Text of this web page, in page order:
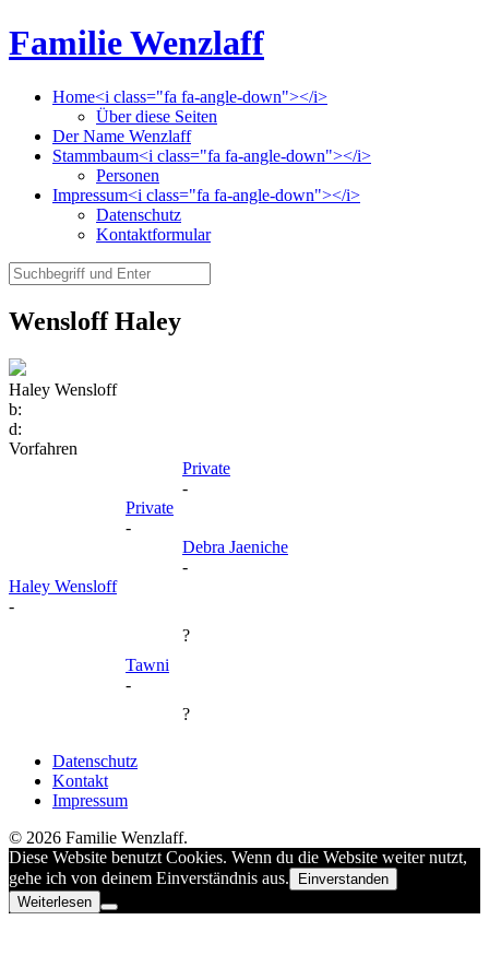
Familie Wenzlaff
Home<i class="fa fa-angle-down"></i>
Über diese Seiten
Der Name Wenzlaff
Stammbaum<i class="fa fa-angle-down"></i>
Personen
Impressum<i class="fa fa-angle-down"></i>
Datenschutz
Kontaktformular
Wensloff Haley
Haley Wensloff
b:
d:
Vorfahren
Private
-
Private
-
Debra Jaeniche
-
Haley Wensloff
-
?
Tawni
-
?
Datenschutz
Kontakt
Impressum
© 2026 Familie Wenzlaff.
Diese Website benutzt Cookies. Wenn du die Website weiter nutzt,
gehe ich von deinem Einverständnis aus.
Einverstanden
Weiterlesen